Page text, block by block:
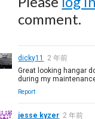
comment.
dicky11
2 年前
Great looking hangar
during my
Report
jesse kyzer 2 年前